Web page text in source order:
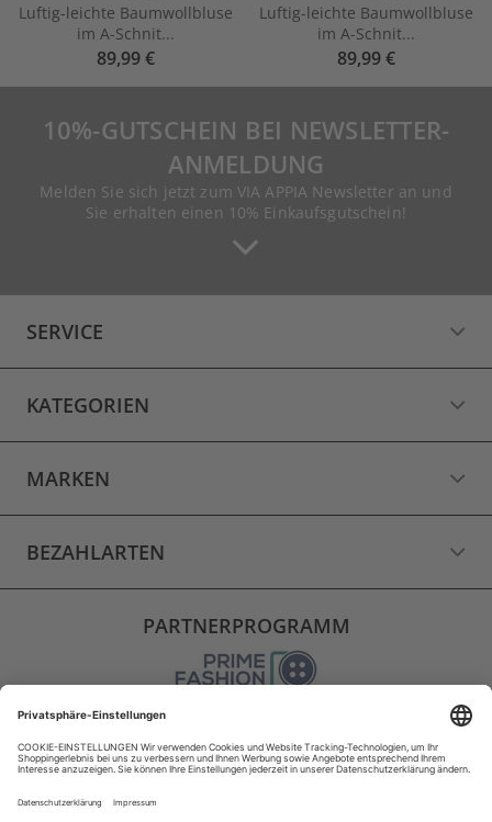
Luftig-leichte Baumwollbluse
im A-Schnit...
89,99 €
Luftig-leichte Baumwollbluse
im A-Schnit...
89,99 €
10%-GUTSCHEIN BEI NEWSLETTER-
ANMELDUNG
Melden Sie sich jetzt zum VIA APPIA Newsletter an und
Sie erhalten einen 10% Einkaufsgutschein!
SERVICE
KATEGORIEN
MARKEN
BEZAHLARTEN
PARTNERPROGRAMM
VERSAND